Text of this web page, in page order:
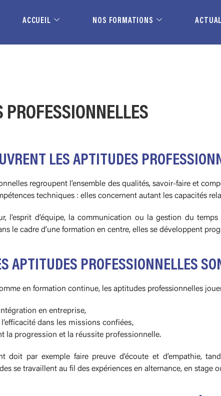
ACCUEIL NOS FORMATIONS
LES APTITUDES
regroupent l’ensemble des qualités, savoir-faire et
techniques : elles concernent autant les capacités
l’esprit d’équipe, la communication ou la gestion du
le cadre d’une formation en centre, elles se développent
APTITUDES PROFESSIONNELLES
en formation continue, les aptitudes professionnelles
en entreprise,
dans les missions confiées,
la progression et la réussite professionnelle.
doit par exemple faire preuve d’écoute et d’empathie,
se travaillent au fil des expériences en alternance, en stage